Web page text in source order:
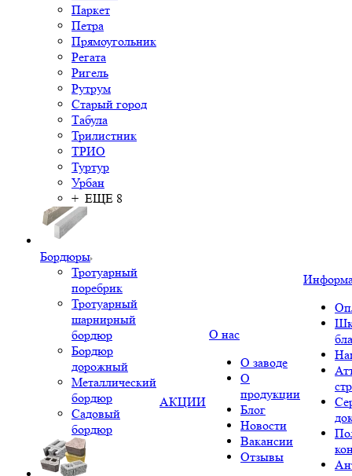
Паркет
Петра
Прямоугольник
Регата
Ригель
Рутрум
Старый город
Табула
Трилистник
ТРИО
Туртур
Урбан
+ ЕЩЕ 8
Бордюры
Тротуарный
поребрик
Тротуарный
шарнирный
бордюр
Бордюр
дорожный
Металлический
бордюр
Садовый
бордюр
АКЦИИ
О нас
О заводе
О
продукции
Блог
Новости
Вакансии
Отзывы